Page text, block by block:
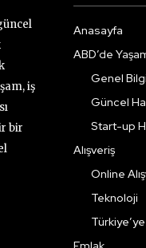
iş
bir
Anasayfa
ABD’de
Genel
Güncel
Start-up
Alışveriş
Online
Teknoloji